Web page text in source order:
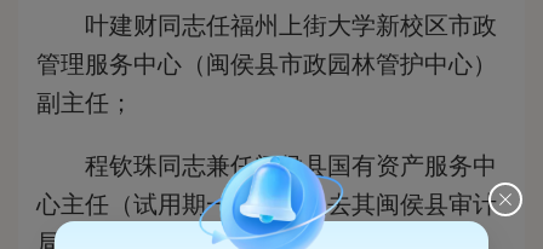
叶建财同志任福州上街大学新校区市政
管理服务中心（闽侯县市政园林管护中心）
副主任；
程钦珠同志兼任闽侯县国有资产服务中
心主任（试用期一年），免去其闽侯县审计
局总审计师（副科级）职务；